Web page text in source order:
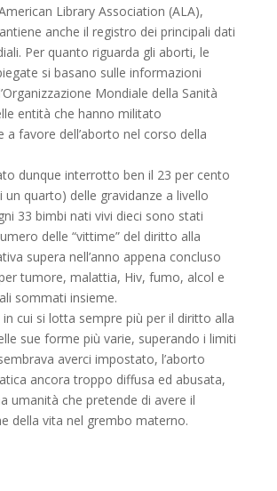
Library Association (ALA),
anche il registro dei principali dati
Per quanto riguarda gli aborti, le
si basano sulle informazioni
Mondiale della Sanità
entità che hanno militato
a favore dell’aborto nel corso della
dunque interrotto ben il 23 per cento
un quarto) delle gravidanze a livello
33 bimbi nati vivi dieci sono stati
delle “vittime” del diritto alla
supera nell’anno appena concluso
tumore, malattia, Hiv, fumo, alcol e
sommati insieme.
cui si lotta sempre più per il diritto alla
sue forme più varie, superando i limiti
averci impostato, l’aborto
ancora troppo diffusa ed abusata,
umanità che pretende di avere il
della vita nel grembo materno.